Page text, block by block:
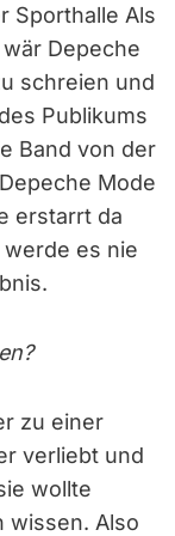
Sporthalle Als
Depeche
schreien und
Publikums
Band von der
Mode
erstarrt da
es nie
zu einer
verliebt und
wollte
wissen. Also